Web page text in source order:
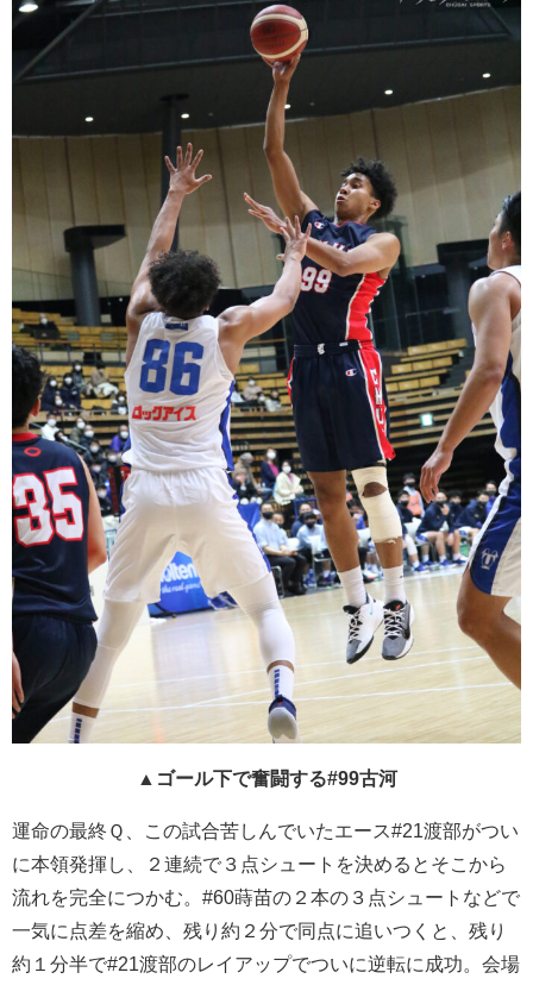
▲ ゴール下で奮闘する#99古河
運命の最終Ｑ、この試合苦しんでいたエース#21渡部がつい
に本領発揮し、２連続で３点シュートを決めるとそこから
流れを完全につかむ。#60蒔苗の２本の３点シュートなどで
一気に点差を縮め、残り約２分で同点に追いつくと、残り
約１分半で#21渡部のレイアップでついに逆転に成功。会場